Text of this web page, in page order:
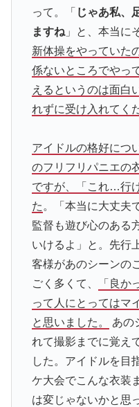
って。「 じゃあ私、
ますね」と、本当に
新体操をやっていた
係ないところでやっ
えるというのは面白
れずに受け入れてく
アイドルの格好につ
のフリフリパニエの
ですが、「これ…行
た。「本当に大丈夫
監督も遊び心のある
いけるよ」と。先行
客様があのシーンの
ごく多くて、
「良か
って人にとってはマ
と思いました。
あの
れて撮影までに覚え
した。アイドルを目
ケ大会でこんな衣装
は変じゃないかと思